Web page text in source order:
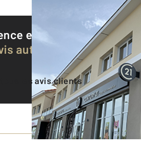
est notée
9,0/10
authentifiés par
tous les avis clients